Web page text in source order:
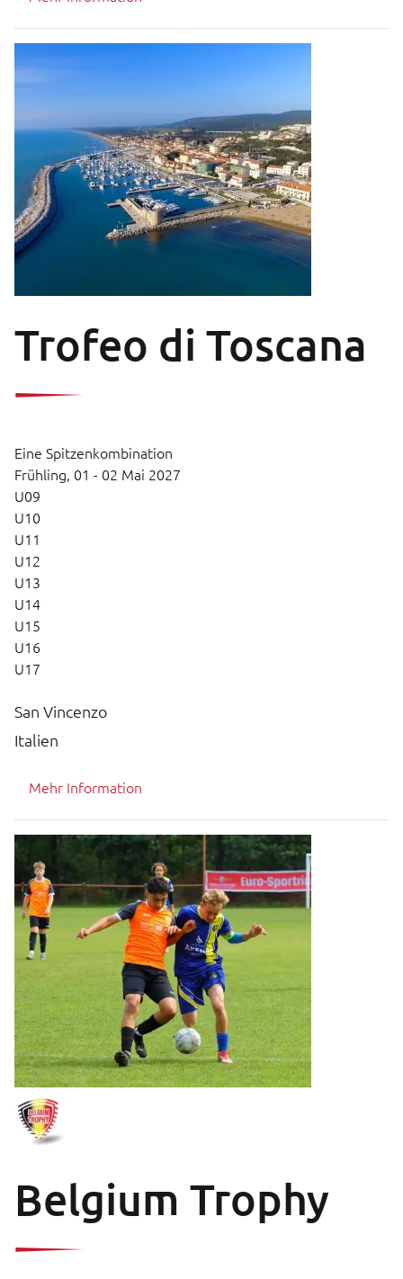
Trofeo di Toscana
Eine Spitzenkombination
Frühling, 01 - 02 Mai 2027
U09
U10
U11
U12
U13
U14
U15
U16
U17
San Vincenzo
Italien
Mehr Information
Belgium Trophy